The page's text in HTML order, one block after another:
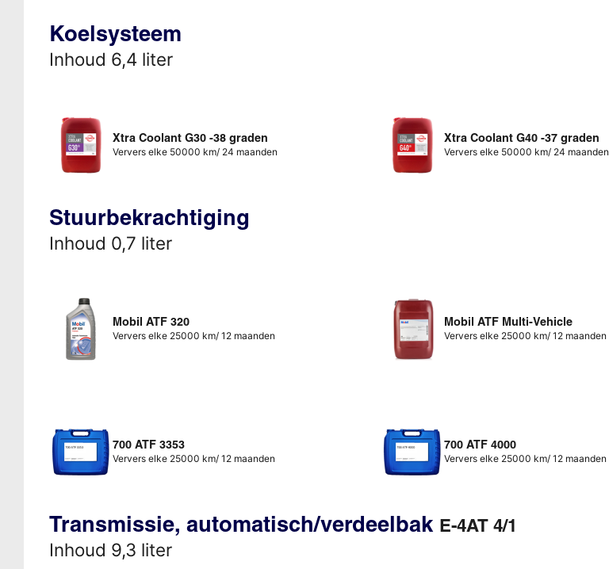
Koelsysteem
Inhoud 6,4 liter
Xtra Coolant G30 -38 graden
Ververs elke 50000 km/ 24 maanden
Xtra Coolant G40 -37 graden
Ververs elke 50000 km/ 24 maanden
Stuurbekrachtiging
Inhoud 0,7 liter
Mobil ATF 320
Ververs elke 25000 km/ 12 maanden
Mobil ATF Multi-Vehicle
Ververs elke 25000 km/ 12 maanden
700 ATF 3353
Ververs elke 25000 km/ 12 maanden
700 ATF 4000
Ververs elke 25000 km/ 12 maanden
Transmissie, automatisch/verdeelbak E-4AT 4/1
Inhoud 9,3 liter